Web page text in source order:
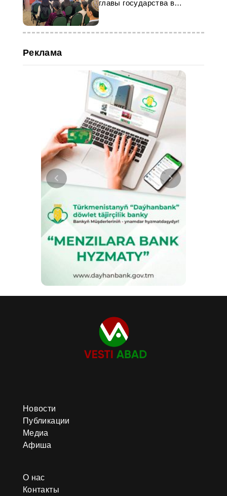
главы государства в
UNITEN
Реклама
Новости
Публикации
Медиа
Афиша
О нас
Контакты